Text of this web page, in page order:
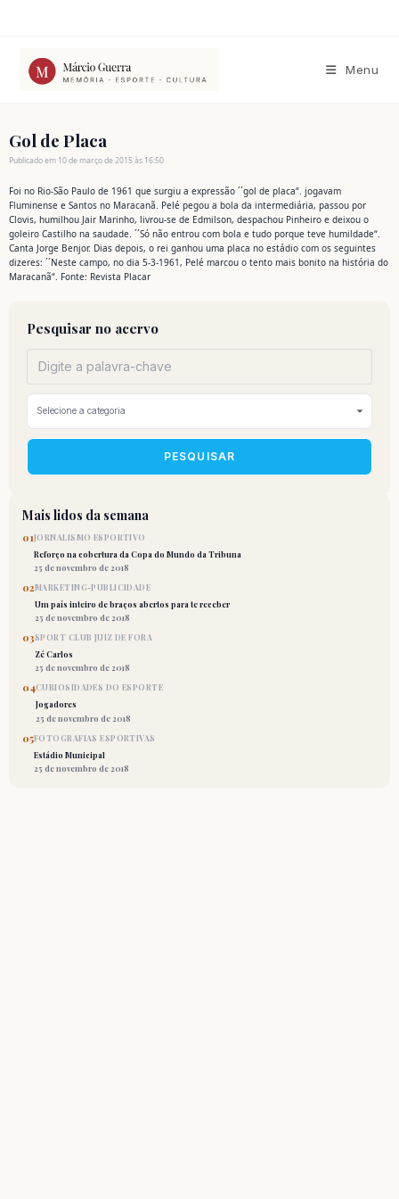
conteúdo
Menu
Gol de Placa
Publicado em 10 de março de 2015 às 16:50
Foi no Rio-São Paulo de 1961 que surgiu a expressão ´´gol de placa“. jogavam
Fluminense e Santos no Maracanã. Pelé pegou a bola da intermediária, passou por
Clovis, humilhou Jair Marinho, livrou-se de Edmilson, despachou Pinheiro e deixou o
goleiro Castilho na saudade. ´´Só não entrou com bola e tudo porque teve humildade“.
Canta Jorge Benjor. Dias depois, o rei ganhou uma placa no estádio com os seguintes
dizeres: ´´Neste campo, no dia 5-3-1961, Pelé marcou o tento mais bonito na história do
Maracanã“. Fonte: Revista Placar
Pesquisar no acervo
PESQUISAR
Mais lidos da semana
01JORNALISMO ESPORTIVO
Reforço na cobertura da Copa do Mundo da Tribuna
25 de novembro de 2018
02MARKETING-PUBLICIDADE
Um país inteiro de braços abertos para te receber
25 de novembro de 2018
03SPORT CLUB JUIZ DE FORA
Zé Carlos
25 de novembro de 2018
04CURIOSIDADES DO ESPORTE
Jogadores
25 de novembro de 2018
05FOTOGRAFIAS ESPORTIVAS
Estádio Municipal
25 de novembro de 2018